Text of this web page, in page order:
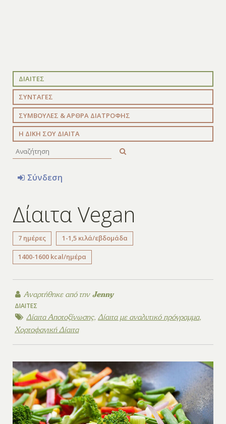
ΔΙΑΙΤΕΣ
ΣΥΝΤΑΓΕΣ
ΣΥΜΒΟΥΛΕΣ & ΑΡΘΡΑ ΔΙΑΤΡΟΦΗΣ
Η ΔΙΚΗ ΣΟΥ ΔΙΑΙΤΑ
Σύνδεση
Δίαιτα Vegan
7 ημέρες 1-1,5 κιλά/εβδομάδα
1400-1600 kcal/ημέρα
Αναρτήθηκε από τηνJenny
ΔΊΑΙΤΕΣ
Δίαιτα Αποτοξίνωσης, Δίαιτα με αναλυτικό πρόγραμμα,
Χορτοφαγική Δίαιτα